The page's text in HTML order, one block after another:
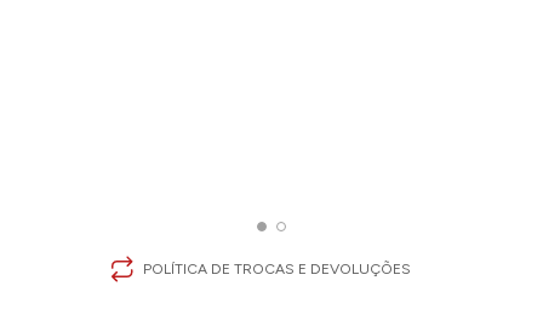
POLÍTICA DE TROCAS E DEVOLUÇÕES